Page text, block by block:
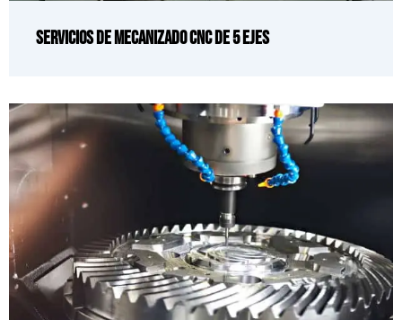
Servicios de mecanizado CNC de 5 ejes